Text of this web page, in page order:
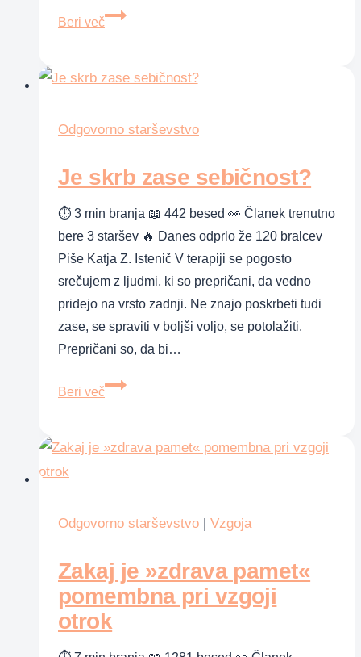
Beri več
Samozavestna
Odgovorno starševstvo
Je skrb zase sebičnost?
⏱ 3 min branja 📖 442 besed 👀 Članek trenutno
bere 3 staršev 🔥 Danes odprlo že 120 bralcev
Piše Katja Z. Istenič V terapiji se pogosto
srečujem z ljudmi, ki so prepričani, da vedno
pridejo na vrsto zadnji. Ne znajo poskrbeti tudi
zase, se spraviti v boljši voljo, se potolažiti.
Prepričani so, da bi…
Beri več
Je
sebičnost?
Odgovorno starševstvo | Vzgoja
Zakaj je »zdrava pamet«
pomembna pri vzgoji
otrok